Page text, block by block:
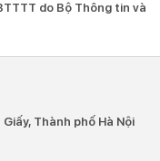
do Bộ Thông tin và
Thành phố Hà Nội